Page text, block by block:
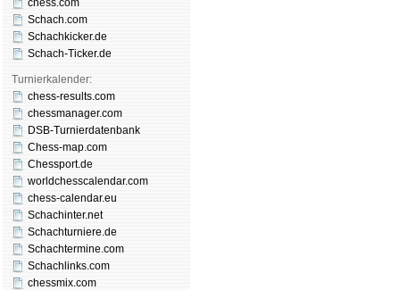
chess.com
Schach.com
Schachkicker.de
Schach-Ticker.de
Turnierkalender:
chess-results.com
chessmanager.com
DSB-Turnierdatenbank
Chess-map.com
Chessport.de
worldchesscalendar.com
chess-calendar.eu
Schachinter.net
Schachturniere.de
Schachtermine.com
Schachlinks.com
chessmix.com